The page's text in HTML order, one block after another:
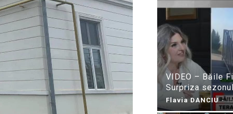
VIDEO – Băile
Surpriza
Flavia DANCIU -